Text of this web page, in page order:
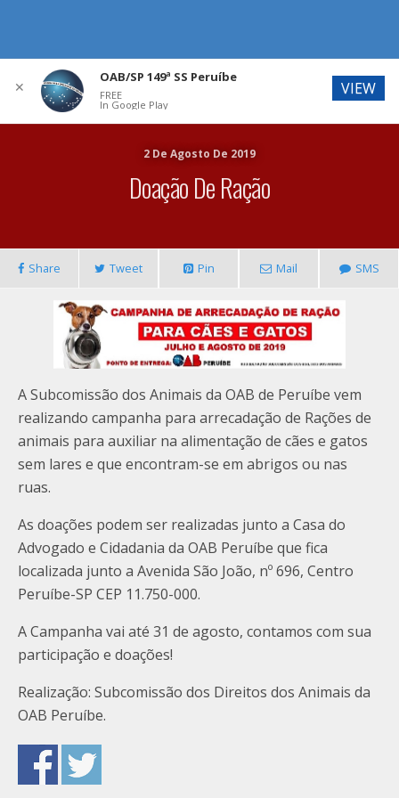
2 De Agosto De 2019
Doação De Ração
Share Tweet Pin Mail SMS
A Subcomissão dos Animais da OAB de Peruíbe vem
realizando campanha para arrecadação de Rações de
animais para auxiliar na alimentação de cães e gatos
sem lares e que encontram-se em abrigos ou nas
ruas.
As doações podem ser realizadas junto a Casa do
Advogado e Cidadania da OAB Peruíbe que fica
localizada junto a Avenida São João, nº 696, Centro
Peruíbe-SP CEP 11.750-000.
A Campanha vai até 31 de agosto, contamos com sua
participação e doações!
Realização: Subcomissão dos Direitos dos Animais da
OAB Peruíbe.
✕
OAB/SP 149ª SS Peruíbe
FREE
In Google Play
VIEW